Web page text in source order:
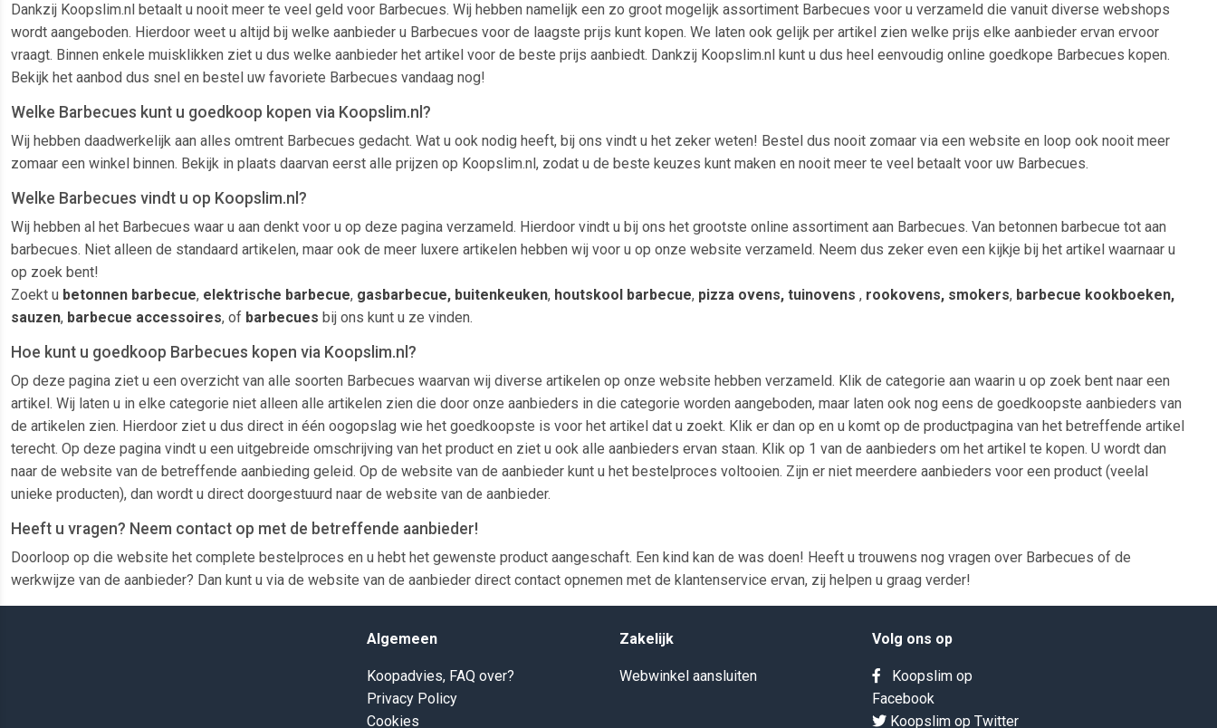
Dankzij Koopslim.nl betaalt u nooit meer te veel geld voor Barbecues. Wij hebben namelijk een zo groot mogelijk assortiment Barbecues voor u verzameld die vanuit diverse webshops
wordt aangeboden. Hierdoor weet u altijd bij welke aanbieder u Barbecues voor de laagste prijs kunt kopen. We laten ook gelijk per artikel zien welke prijs elke aanbieder ervan ervoor
vraagt. Binnen enkele muisklikken ziet u dus welke aanbieder het artikel voor de beste prijs aanbiedt. Dankzij Koopslim.nl kunt u dus heel eenvoudig online goedkope Barbecues kopen.
Bekijk het aanbod dus snel en bestel uw favoriete Barbecues vandaag nog!
Welke Barbecues kunt u goedkoop kopen via Koopslim.nl?
Wij hebben daadwerkelijk aan alles omtrent Barbecues gedacht. Wat u ook nodig heeft, bij ons vindt u het zeker weten! Bestel dus nooit zomaar via een website en loop ook nooit meer
zomaar een winkel binnen. Bekijk in plaats daarvan eerst alle prijzen op Koopslim.nl, zodat u de beste keuzes kunt maken en nooit meer te veel betaalt voor uw Barbecues.
Welke Barbecues vindt u op Koopslim.nl?
Wij hebben al het Barbecues waar u aan denkt voor u op deze pagina verzameld. Hierdoor vindt u bij ons het grootste online assortiment aan Barbecues. Van betonnen barbecue tot aan
barbecues. Niet alleen de standaard artikelen, maar ook de meer luxere artikelen hebben wij voor u op onze website verzameld. Neem dus zeker even een kijkje bij het artikel waarnaar u
op zoek bent!
Zoekt u betonnen barbecue, elektrische barbecue, gasbarbecue, buitenkeuken, houtskool barbecue, pizza ovens, tuinovens , rookovens, smokers, barbecue kookboeken,
sauzen, barbecue accessoires, of barbecues bij ons kunt u ze vinden.
Hoe kunt u goedkoop Barbecues kopen via Koopslim.nl?
Op deze pagina ziet u een overzicht van alle soorten Barbecues waarvan wij diverse artikelen op onze website hebben verzameld. Klik de categorie aan waarin u op zoek bent naar een
artikel. Wij laten u in elke categorie niet alleen alle artikelen zien die door onze aanbieders in die categorie worden aangeboden, maar laten ook nog eens de goedkoopste aanbieders van
de artikelen zien. Hierdoor ziet u dus direct in één oogopslag wie het goedkoopste is voor het artikel dat u zoekt. Klik er dan op en u komt op de productpagina van het betreffende artikel
terecht. Op deze pagina vindt u een uitgebreide omschrijving van het product en ziet u ook alle aanbieders ervan staan. Klik op 1 van de aanbieders om het artikel te kopen. U wordt dan
naar de website van de betreffende aanbieding geleid. Op de website van de aanbieder kunt u het bestelproces voltooien. Zijn er niet meerdere aanbieders voor een product (veelal
unieke producten), dan wordt u direct doorgestuurd naar de website van de aanbieder.
Heeft u vragen? Neem contact op met de betreffende aanbieder!
Doorloop op die website het complete bestelproces en u hebt het gewenste product aangeschaft. Een kind kan de was doen! Heeft u trouwens nog vragen over Barbecues of de
werkwijze van de aanbieder? Dan kunt u via de website van de aanbieder direct contact opnemen met de klantenservice ervan, zij helpen u graag verder!
Algemeen
Koopadvies, FAQ over?
Privacy Policy
Cookies
Zakelijk
Webwinkel aansluiten
Volg ons op
Koopslim op
Facebook
Koopslim op Twitter